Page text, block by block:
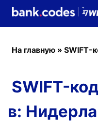
На главную » SWIFT-
SWIFT-
в: